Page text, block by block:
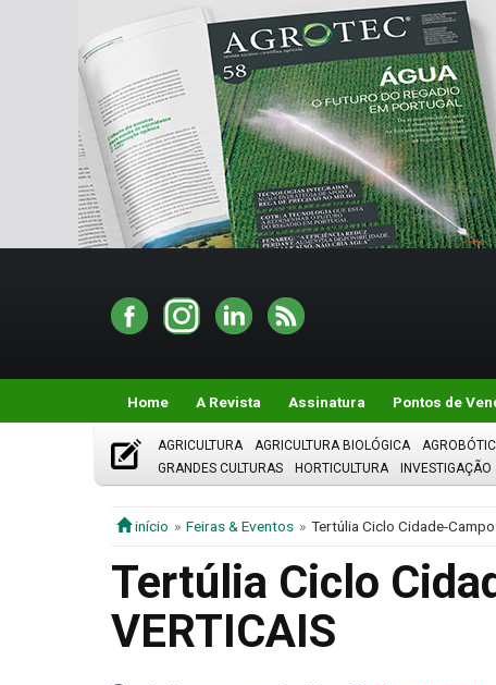
Home A Revista Assinatura Pontos de
AGRICULTURA AGRICULTURA BIOLÓGICA
GRANDES CULTURAS
HORTICULTURA INVESTIGAÇÃO
início Feiras & Eventos Tertúlia Ciclo Cidade-
Tertúlia Ciclo
VERTICAIS